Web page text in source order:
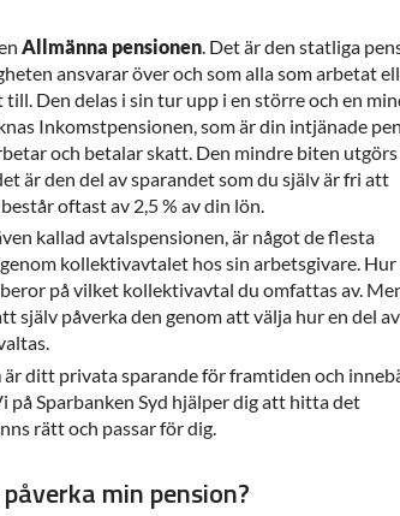
Allmänna pensionen . Det är den statliga
ansvarar över och som alla som arbetat
Den delas i sin tur upp i en större och en
Inkomstpensionen, som är din intjänade
och betalar skatt. Den mindre biten utgörs
är den del av sparandet som du själv är fri att
oftast av 2,5 % av din lön.
kallad avtalspensionen, är något de flesta
kollektivavtalet hos sin arbetsgivare.
på vilket kollektivavtal du omfattas av.
själv påverka den genom att välja hur en del av
är ditt privata sparande för framtiden och
på Sparbanken Syd hjälper dig att hitta det
rätt och passar för dig.
min pension?